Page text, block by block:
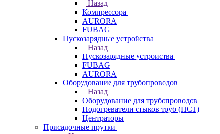
Назад
Компрессора
AURORA
FUBAG
Пускозарядные устройства
Назад
Пускозарядные устройства
FUBAG
AURORA
Оборудование для трубопроводов
Назад
Оборудование для трубопроводов
Подогреватели стыков труб (ПСТ)
Центраторы
Присадочные прутки